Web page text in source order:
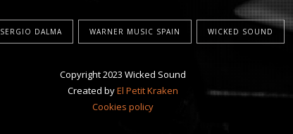
SERGIO DALMA WARNER MUSIC SPAIN WICKED SOUND
Copyright 2023 Wicked Sound
Created byEl Petit Kraken
Cookies policy